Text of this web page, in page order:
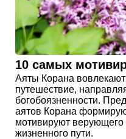
10 самых
Аяты Корана вовлекают
путешествие,
богобоязненности.
аятов Корана
мотивируют верующего
жизненного пути.